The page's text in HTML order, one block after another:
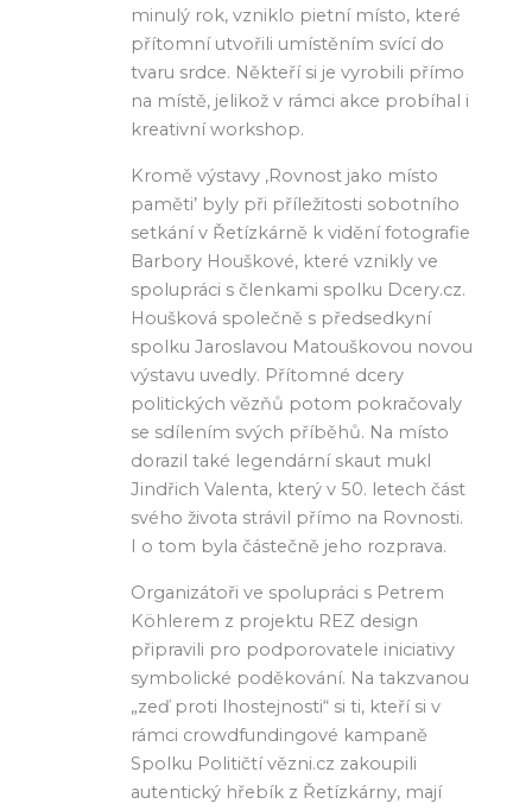
minulý rok, vzniklo pietní místo, které
přítomní utvořili umístěním svící do
tvaru srdce. Někteří si je vyrobili přímo
na místě, jelikož v rámci akce probíhal i
kreativní workshop.
Kromě výstavy ,Rovnost jako místo
paměti’ byly při příležitosti sobotního
setkání v Řetízkárně k vidění fotografie
Barbory Houškové, které vznikly ve
spolupráci s členkami spolku Dcery.cz.
Houšková společně s předsedkyní
spolku Jaroslavou Matouškovou novou
výstavu uvedly. Přítomné dcery
politických vězňů potom pokračovaly
se sdílením svých příběhů. Na místo
dorazil také legendární skaut mukl
Jindřich Valenta, který v 50. letech část
svého života strávil přímo na Rovnosti.
I o tom byla částečně jeho rozprava.
Organizátoři ve spolupráci s Petrem
Köhlerem z projektu REZ design
připravili pro podporovatele iniciativy
symbolické poděkování. Na takzvanou
„zeď proti lhostejnosti“ si ti, kteří si v
rámci crowdfundingové kampaně
Spolku Političtí vězni.cz zakoupili
autentický hřebík z Řetízkárny, mají